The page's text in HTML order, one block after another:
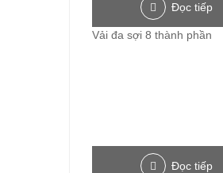
Đọc tiếp
Vải đa sợi 8 thành phần
Đọc tiếp